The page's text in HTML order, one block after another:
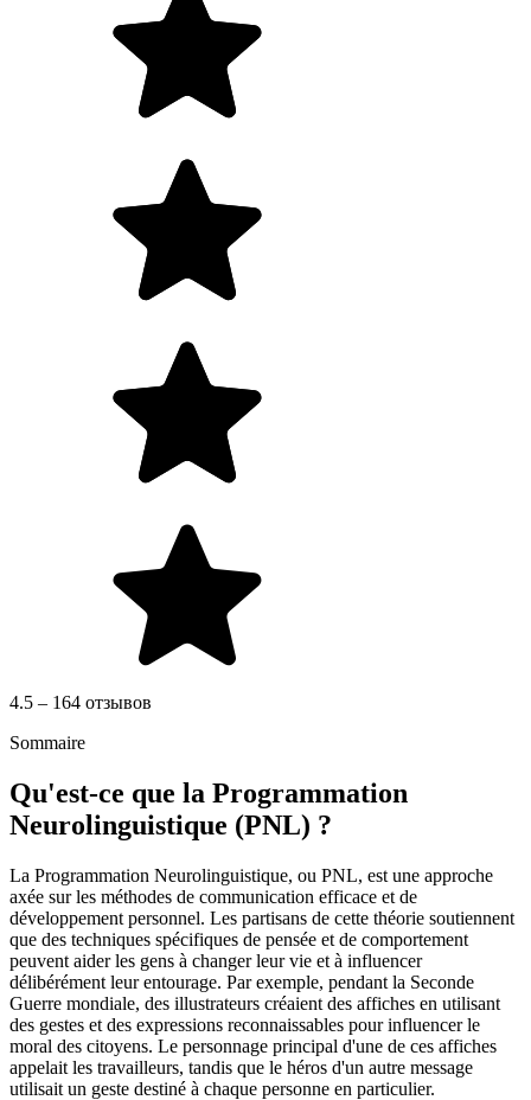
4.5 – 164 отзывов
Sommaire
Qu'est-ce que la Programmation
Neurolinguistique (PNL) ?
La Programmation Neurolinguistique, ou PNL, est une approche
axée sur les méthodes de communication efficace et de
développement personnel. Les partisans de cette théorie soutiennent
que des techniques spécifiques de pensée et de comportement
peuvent aider les gens à changer leur vie et à influencer
délibérément leur entourage. Par exemple, pendant la Seconde
Guerre mondiale, des illustrateurs créaient des affiches en utilisant
des gestes et des expressions reconnaissables pour influencer le
moral des citoyens. Le personnage principal d'une de ces affiches
appelait les travailleurs, tandis que le héros d'un autre message
utilisait un geste destiné à chaque personne en particulier.